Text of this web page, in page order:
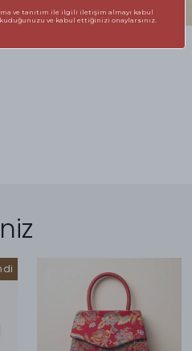
ve tanıtım ile ilgili iletişim almayı kabul
ve kabul ettiğinizi onaylarsınız.